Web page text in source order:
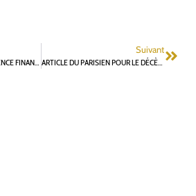
DEMANDE DE TRANSPARENCE FINANCIÈRE DE LA MUNICIPALITÉ : ACTE 2
Suivant
ARTICLE DU PARISIEN POUR LE DÉCÈS DE CHRISTIAN BIGRET ?